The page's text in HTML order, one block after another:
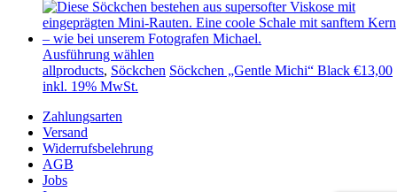
Ausführung wählen
allproducts, Söckchen Söckchen „Gentle Michi“ Black €13,00
inkl. 19% MwSt.
Zahlungsarten
Versand
Widerrufsbelehrung
AGB
Jobs